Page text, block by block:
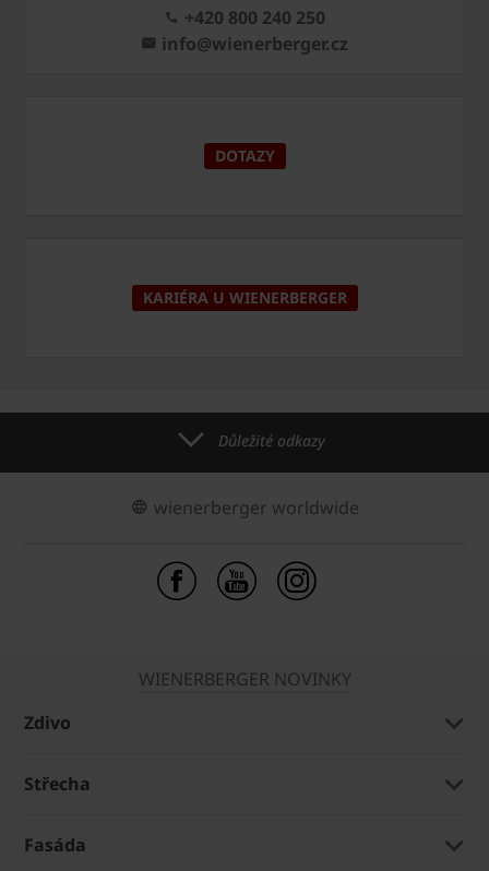
+420 800 240 250
info@wienerberger.cz
DOTAZY
KARIÉRA U WIENERBERGER
Důležité odkazy
wienerberger worldwide
WIENERBERGER NOVINKY
Zdivo
Střecha
Fasáda